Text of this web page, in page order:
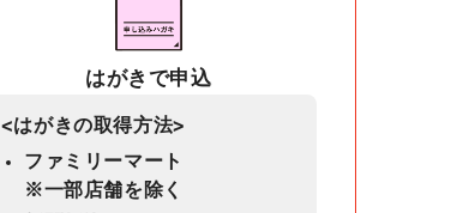
はがきで申込
<はがきの取得方法>
ファミリーマート
※一部店舗を除く